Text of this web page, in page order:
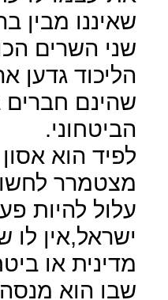
שאיננו מבין
שני השרים
הליכוד גדען
שהינם חברים
הביטחוני.
לפיד הוא
מצטמרר
עלול להיות
ישראל,אין לו
מדינית או
שבו הוא